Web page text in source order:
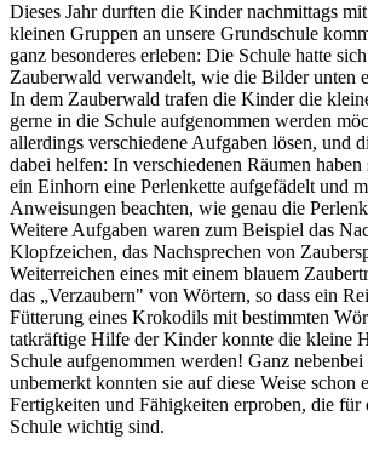
Dieses Jahr durften die Kinder nachmittags
kleinen Gruppen an unsere Grundschule
ganz besonderes erleben: Die Schule hatte
Zauberwald verwandelt, wie die Bilder unten
In dem Zauberwald trafen die Kinder die
gerne in die Schule aufgenommen werden
allerdings verschiedene Aufgaben lösen, und
dabei helfen: In verschiedenen Räumen
ein Einhorn eine Perlenkette aufgefädelt und
Anweisungen beachten, wie genau die
Weitere Aufgaben waren zum Beispiel das
Klopfzeichen, das Nachsprechen von
Weiterreichen eines mit einem blauem
das „Verzaubern" von Wörtern, so dass ein
Fütterung eines Krokodils mit bestimmten
tatkräftige Hilfe der Kinder konnte die kleine
Schule aufgenommen werden! Ganz
unbemerkt konnten sie auf diese Weise schon
Fertigkeiten und Fähigkeiten erproben, die für
Schule wichtig sind.